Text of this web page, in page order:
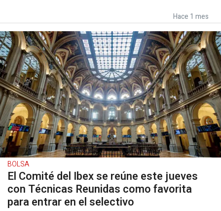
Hace 1 mes
BOLSA
El Comité del Ibex se reúne este jueves
con Técnicas Reunidas como favorita
para entrar en el selectivo